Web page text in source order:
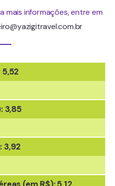
mais informações, entre em
3,85
3,92